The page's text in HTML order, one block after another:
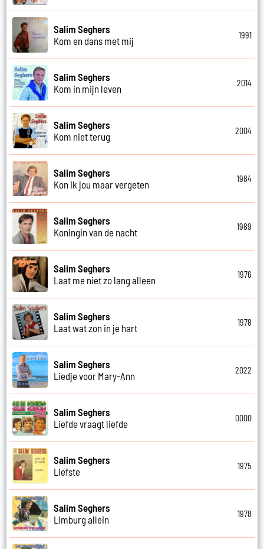
Salim Seghers
Kom en dans met mij
1991
Salim Seghers
Kom in mijn leven
2014
Salim Seghers
Kom niet terug
2004
Salim Seghers
Kon ik jou maar vergeten
1984
Salim Seghers
Koningin van de nacht
1989
Salim Seghers
Laat me niet zo lang alleen
1976
Salim Seghers
Laat wat zon in je hart
1978
Salim Seghers
Liedje voor Mary-Ann
2022
Salim Seghers
Liefde vraagt liefde
0000
Salim Seghers
Liefste
1975
Salim Seghers
Limburg allein
1978